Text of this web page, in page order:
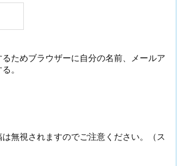
ためブラウザーに自分の名前、メールア
。
無視されますのでご注意ください。（ス